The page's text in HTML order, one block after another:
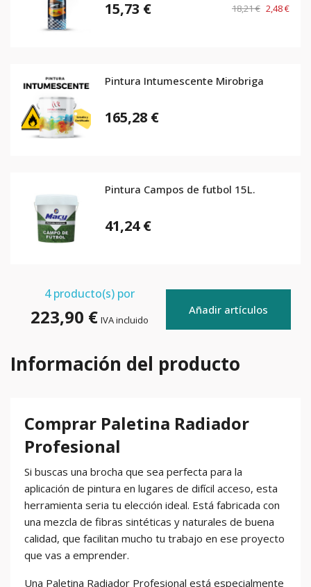
15,73 € 18,21 € 2,48 €
Pintura Intumescente Mirobriga
165,28 €
Pintura Campos de futbol 15L.
41,24 €
4producto(s) por
223,90 € IVA incluido
Añadir artículos
Información del producto
Comprar Paletina Radiador
Profesional
Si buscas una brocha que sea perfecta para la
aplicación de pintura en lugares de difícil acceso, esta
herramienta seria tu elección ideal. Está fabricada con
una mezcla de fibras sintéticas y naturales de buena
calidad, que facilitan mucho tu trabajo en ese proyecto
que vas a emprender.
Una Paletina Radiador Profesional está especialmente